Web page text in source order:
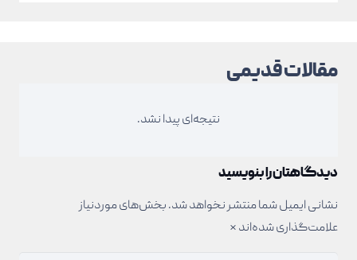
مقالات قدیمی
نتیجه‌ای پیدا نشد.
دیدگاهتان را بنویسید
نشانی ایمیل شما منتشر نخواهد شد.بخش‌های موردنیاز
علامت‌گذاری شده‌اند*